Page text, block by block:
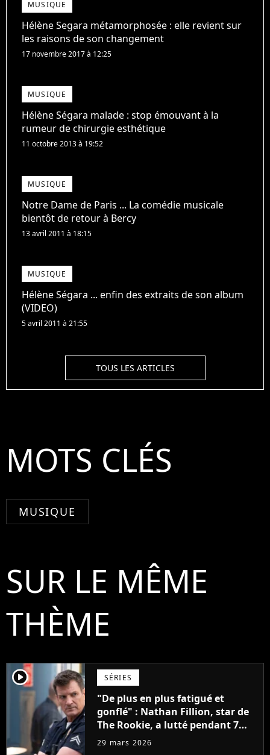
MUSIQUE
Hélène Segara métamorphosée : elle revient sur
les raisons de son changement
17 novembre 2017 à 12:25
MUSIQUE
Hélène Ségara malade : stop émouvant à la
rumeur de chirurgie esthétique
11 octobre 2013 à 19:52
MUSIQUE
Notre Dame de Paris ... La comédie musicale
bientôt de retour à Bercy
13 avril 2011 à 18:15
MUSIQUE
Hélène Ségara ... enfin des extraits de son album
(VIDEO)
5 avril 2011 à 21:55
TOUS LES ARTICLES
MOTS CLÉS
MUSIQUE
SUR LE MÊME
THÈME
player2 SÉRIES
"De plus en plus fatigué et
gonflé" : Nathan Fillion, star de
The Rookie, a lutté pendant 7
ans avec un rôle qui le détruisait
29 mars 2026